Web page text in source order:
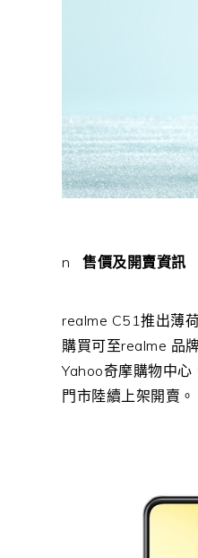
n 售價及開賣資訊
realme C51 推出薄
購買可至realme 品
Yahoo奇摩購物中心
門市陸續上架開賣。